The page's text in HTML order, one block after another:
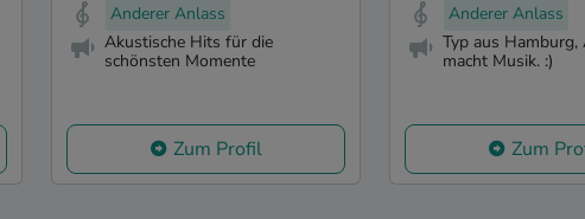
Anderer Anlass
Akustische Hits für die
schönsten Momente
Zum Profil
Anderer Anlass
Typ aus Hamburg,
macht Musik. :)
Zum